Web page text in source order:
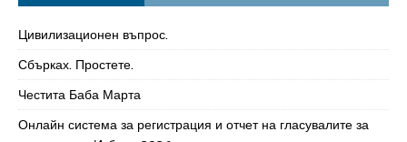
Цивилизационен въпрос.
Сбърках. Простете.
Честита Баба Марта
Онлайн система за регистрация и отчет на гласувалите за